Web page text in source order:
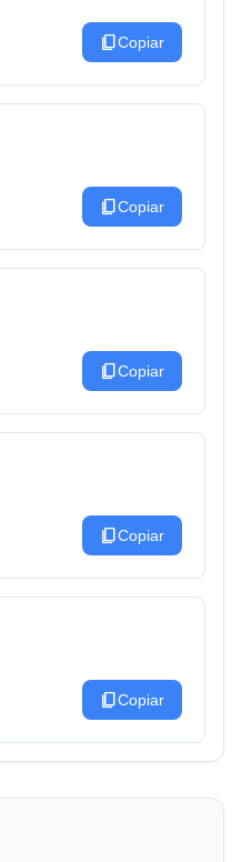
content_copyCopiar
content_copyCopiar
content_copyCopiar
content_copyCopiar
content_copyCopiar